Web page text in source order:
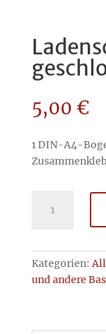
5,00 €
1 DIN-A4-
Ladenschild
geöffnet
Menge
Kategorien:
und andere